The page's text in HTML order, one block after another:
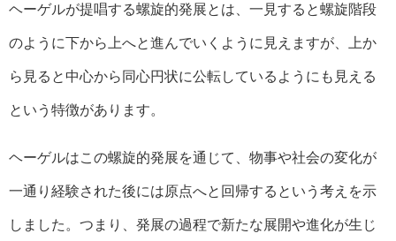
ヘーゲルが提唱する螺旋的発展とは、一見すると螺旋階段
のように下から上へと進んでいくように見えますが、上か
ら見ると中心から同心円状に公転しているようにも見える
という特徴があります。
ヘーゲルはこの螺旋的発展を通じて、物事や社会の変化が
一通り経験された後には原点へと回帰するという考えを示
しました。つまり、発展の過程で新たな展開や進化が生じ